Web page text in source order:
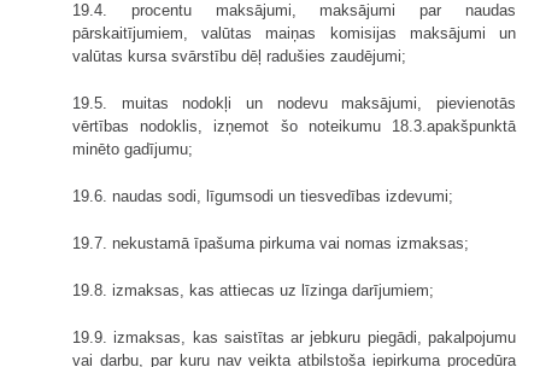
19.4. procentu maksājumi, maksājumi par naudas
pārskaitījumiem, valūtas maiņas komisijas maksājumi un
valūtas kursa svārstību dēļ radušies zaudējumi;
19.5. muitas nodokļi un nodevu maksājumi, pievienotās
vērtības nodoklis, izņemot šo noteikumu 18.3.apakšpunktā
minēto gadījumu;
19.6. naudas sodi, līgumsodi un tiesvedības izdevumi;
19.7. nekustamā īpašuma pirkuma vai nomas izmaksas;
19.8. izmaksas, kas attiecas uz līzinga darījumiem;
19.9. izmaksas, kas saistītas ar jebkuru piegādi, pakalpojumu
vai darbu, par kuru nav veikta atbilstoša iepirkuma procedūra